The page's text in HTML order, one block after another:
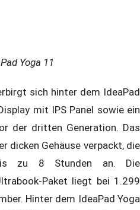
Yoga 11
sich hinter dem IdeaPad
mit IPS Panel sowie ein
der dritten Generation. Das
dicken Gehäuse verpackt, die
zu 8 Stunden an. Die
Paket liegt bei 1.299
Hinter dem IdeaPad Yoga